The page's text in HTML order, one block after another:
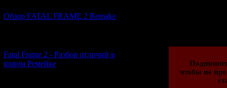
Обзор FATAL FRAME 2 Remake
Fatal Frame 2 - Разбор отличий в
новом Ремейке
чтобы не